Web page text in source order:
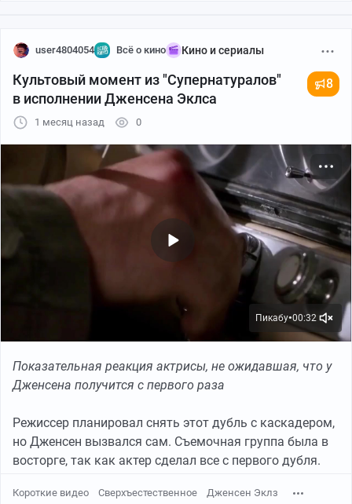
user4804054 Всё о кино Кино и сериалы
Культовый момент из "Супернатуралов"
в исполнении Дженсена Эклса
8
1 месяц назад 0
Пикабу●00:32
Показательная реакция актрисы, не ожидавшая, что у
Дженсена получится с первого раза
Режиссер планировал снять этот дубль с каскадером,
но Дженсен вызвался сам. Съемочная группа была в
восторге, так как актер сделал все с первого дубля.
Короткие видео Сверхъестественное Дженсен Эклз